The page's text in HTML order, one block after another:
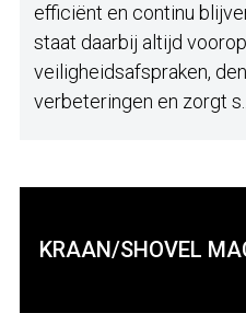
efficiënt en continu
staat daarbij altijd
veiligheidsafspraken,
verbeteringen en zorgt s...
KRAAN/SHOVEL